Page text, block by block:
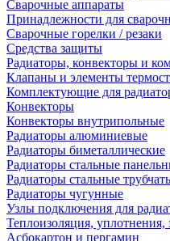
Сварочные аппараты
Принадлежности для
Сварочные горелки / резаки
Средства защиты
Радиаторы, конвекторы и
Клапаны и элементы
Комплектующие для
Конвекторы
Конвекторы внутрипольные
Радиаторы алюминиевые
Радиаторы биметаллические
Радиаторы стальные
Радиаторы стальные
Радиаторы чугунные
Узлы подключения для
Теплоизоляция,
Асбокартон и пергамин